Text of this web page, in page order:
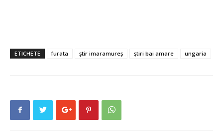
ETICHETE furata știr imaramureș știri bai amare ungaria